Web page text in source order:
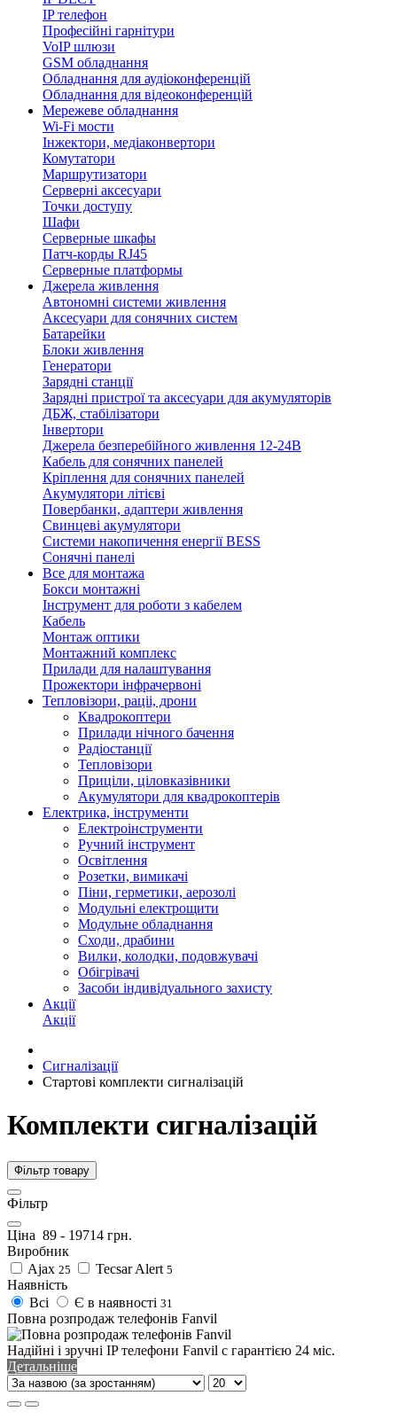
IP телефон
Професійні гарнітури
VoIP шлюзи
GSM обладнання
Обладнання для аудіоконференцій
Обладнання для відеоконференцій
Мережеве обладнання
Wi-Fi мости
Інжектори, медіаконвертори
Комутатори
Маршрутизатори
Серверні аксесуари
Точки доступу
Шафи
Серверные шкафы
Патч-корды RJ45
Серверные платформы
Джерела живлення
Автономні системи живлення
Аксесуари для сонячних систем
Батарейки
Блоки живлення
Генератори
Зарядні станції
Зарядні пристрої та аксесуари для акумуляторів
ДБЖ, стабілізатори
Інвертори
Джерела безперебійного живлення 12-24В
Кабель для сонячних панелей
Кріплення для сонячних панелей
Акумулятори літієві
Повербанки, адаптери живлення
Свинцеві акумулятори
Системи накопичення енергії BESS
Сонячні панелі
Все для монтажа
Бокси монтажні
Інструмент для роботи з кабелем
Кабель
Монтаж оптики
Монтажний комплекс
Прилади для налаштування
Прожектори інфрачервоні
Тепловізори, раціі, дрони
Квадрокоптери
Прилади нічного бачення
Радіостанції
Тепловізори
Приціли, ціловказівники
Акумулятори для квадрокоптерів
Електрика, інструменти
Електроінструменти
Ручний інструмент
Освітлення
Розетки, вимикачі
Піни, герметики, аерозолі
Модульні електрощити
Модульне обладнання
Сходи, драбини
Вилки, колодки, подовжувачі
Обігрівачі
Засоби індивідуального захисту
Акції
Акції
Сигналізації
Стартові комплекти сигналізацій
Комплекти сигналізацій
Фільтр товару
Фільтр
Ціна 89 - 19714 грн.
Виробник
Ajax 25 Tecsar Alert 5
Наявність
Всі
Є в наявності 31
Повна розпродаж телефонів Fanvil
Надійні і зручні IP телефони Fanvil c гарантією 24 міс.
Детальніше